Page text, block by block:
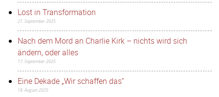
Lost in Transformation
21. September 2025
Nach dem Mord an Charlie Kirk – nichts wird sich
ändern, oder alles
17. September 2025
Eine Dekade „Wir schaffen das“
18. August 2025